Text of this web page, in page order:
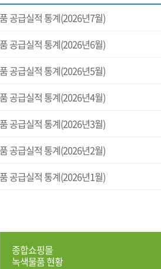
공급실적 통계(2026년7월)
공급실적 통계(2026년6월)
공급실적 통계(2026년5월)
공급실적 통계(2026년4월)
공급실적 통계(2026년3월)
공급실적 통계(2026년2월)
공급실적 통계(2026년1월)
종합쇼핑몰
녹색물품 현황